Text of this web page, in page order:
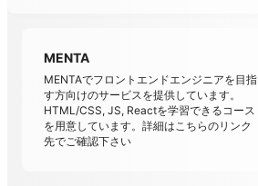
MENTA
MENTAでフロントエンドエンジニアを目指
す方向けのサービスを提供しています。
HTML/CSS, JS, Reactを学習できるコース
を用意しています。詳細はこちらのリンク
先でご確認下さい